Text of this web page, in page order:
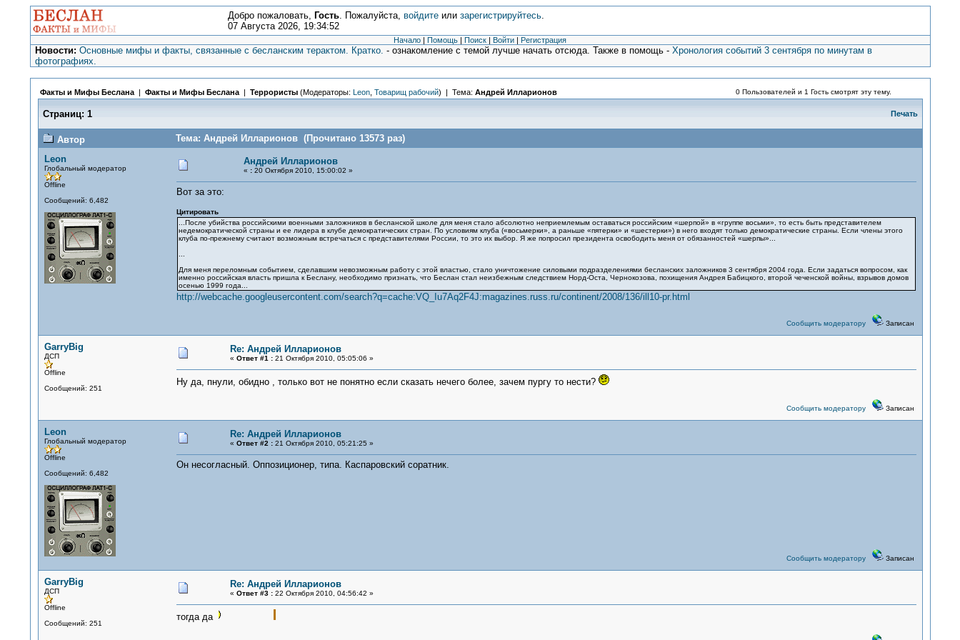
Добро пожаловать, Гость. Пожалуйста, войдитеили зарегистрируйтесь.
07 Августа 2026, 19:34:52
Начало | Помощь | Поиск | Войти | Регистрация
Новости: Основные мифы и факты, связанные с бесланским терактом. Кратко. - ознакомление с темой лучше начать отсюда. Также в помощь -Хронология событий 3 сентября по минутам в
фотографиях.
Факты и Мифы Беслана| Факты и Мифы Беслана| Террористы(Модераторы: Leon, Товарищ рабочий) | Тема: Андрей Илларионов 0 Пользователей и 1 Гость смотрят эту тему.
Страниц: 1 Печать
Автор
Тема: Андрей Илларионов (Прочитано 13573 раз)
Leon
Глобальный модератор
Offline
Сообщений: 6,482
Андрей Илларионов
« :20 Октября 2010, 15:00:02 »
Вот за это:
Цитировать
...После убийства российскими военными заложников в бесланской школе для меня стало абсолютно неприемлемым оставаться российским «шерпой» в «группе восьми», то есть быть представителем
недемократической страны и ее лидера в клубе демократических стран. По условиям клуба («восьмерки», а раньше «пятерки» и «шестерки») в него входят только демократические страны. Если члены этого
клуба по-прежнему считают возможным встречаться с представителями России, то это их выбор. Я же попросил президента освободить меня от обязанностей «шерпы»...
Для меня переломным событием, сделавшим невозможным работу с этой властью, стало уничтожение силовыми подразделениями бесланских заложников 3 сентября 2004 года. Если задаться вопросом, как
именно российская власть пришла к Беслану, необходимо признать, что Беслан стал неизбежным следствием Норд-Оста, Чернокозова, похищения Андрея Бабицкого, второй чеченской войны, взрывов домов
осенью 1999 года...
http://webcache.googleusercontent.com/search?q=cache:VQ_Iu7Aq2F4J:magazines.russ.ru/continent/2008/136/ill10-pr.html
Сообщить модератору Записан
GarryBig
ДСП
Offline
Сообщений: 251
Re: Андрей Илларионов
« Ответ #1 :21 Октября 2010, 05:05:06 »
Ну да, пнули, обидно , только вот не понятно если сказать нечего более, зачем пургу то нести?
Сообщить модератору Записан
Leon
Глобальный модератор
Offline
Сообщений: 6,482
Re: Андрей Илларионов
« Ответ #2 :21 Октября 2010, 05:21:25 »
Он несогласный. Оппозиционер, типа. Каспаровский соратник.
Сообщить модератору Записан
GarryBig
ДСП
Offline
Сообщений: 251
Re: Андрей Илларионов
« Ответ #3 :22 Октября 2010, 04:56:42 »
тогда да